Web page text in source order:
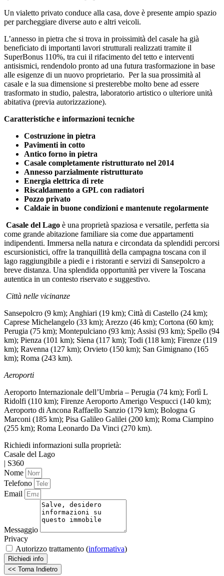
Un vialetto privato conduce alla casa, dove è presente ampio spazio
per parcheggiare diverse auto e altri veicoli.
L’annesso in pietra che si trova in proissimità del casale ha già
beneficiato di importanti lavori strutturali realizzati tramite il
SuperBonus 110%, tra cui il rifacimento del tetto e interventi
antisismici, rendendolo pronto ad una futura trasformazione in base
alle esigenze di un nuovo proprietario. Per la sua prossimità al
casale e la sua dimensione si presterebbe molto bene ad essere
trasformato in studio, palestra, laboratorio artistico o ulteriore unità
abitativa (previa autorizzazione).
Caratteristiche e informazioni tecniche
Costruzione in pietra
Pavimenti in cotto
Antico forno in pietra
Casale completamente ristrutturato nel 2014
Annesso parzialmente ristrutturato
Energia elettrica di rete
Riscaldamento a GPL con radiatori
Pozzo privato
Caldaie in buone condizioni e mantenute regolarmente
Casale del Lago è una proprietà spaziosa e versatile, perfetta sia
come grande abitazione familiare sia come due appartamenti
indipendenti. Immersa nella natura e circondata da splendidi percorsi
escursionistici, offre la tranquillità della campagna toscana con il
lago raggiungibile a piedi e i ristoranti e servizi di Sansepolcro a
breve distanza. Una splendida opportunità per vivere la Toscana
autentica in un contesto riservato e suggestivo.
Città nelle vicinanze
Sansepolcro (9 km); Anghiari (19 km); Città di Castello (24 km);
Caprese Michelangelo (33 km); Arezzo (46 km); Cortona (60 km);
Perugia (75 km); Montepulciano (93 km); Assisi (93 km); Spello (94
km); Pienza (101 km); Siena (117 km); Todi (118 km); Firenze (119
km); Ravenna (127 km); Orvieto (150 km); San Gimignano (165
km); Roma (243 km).
Aeroporti
Aeroporto Internazionale dell’Umbria – Perugia (74 km); Forlì L
Ridolfi (110 km); Firenze Aeroporto Amerigo Vespucci (140 km);
Aeroporto di Ancona Raffaello Sanzio (179 km); Bologna G
Marconi (185 km); Pisa Galileo Galilei (200 km); Roma Ciampino
(255 km); Roma Leonardo Da Vinci (270 km).
Richiedi informazioni sulla proprietà:
Casale del Lago
| S360
Nome
Telefono
Email
Messaggio
Privacy
Autorizzo trattamento (informativa)
Richiedi info
<< Torna Indietro